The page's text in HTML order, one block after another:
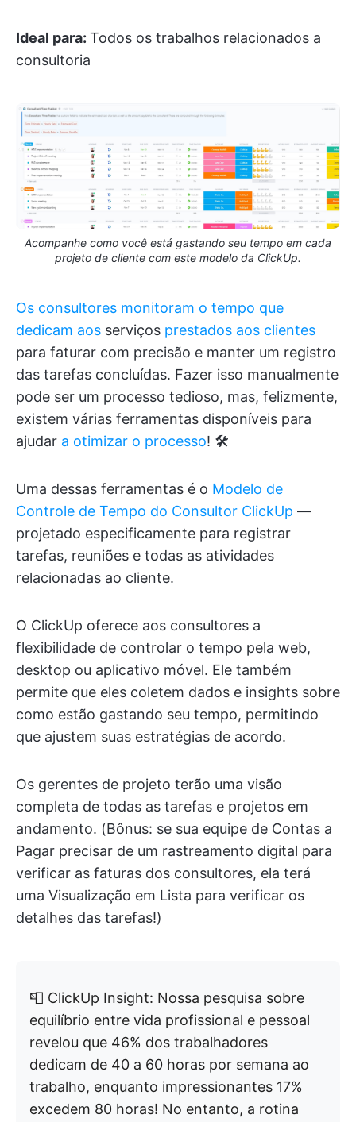
Ideal para: Todos os trabalhos relacionados a
consultoria
Acompanhe como você está gastando seu tempo em cada
projeto de cliente com este modelo da ClickUp.
Os consultores monitoram o tempo que
dedicam aos serviços prestados aos clientes
para faturar com precisão e manter um registro
das tarefas concluídas. Fazer isso manualmente
pode ser um processo tedioso, mas, felizmente,
existem várias ferramentas disponíveis para
ajudar a otimizar o processo! 🛠
Uma dessas ferramentas é o Modelo de
Controle de Tempo do Consultor ClickUp —
projetado especificamente para registrar
tarefas, reuniões e todas as atividades
relacionadas ao cliente.
O ClickUp oferece aos consultores a
flexibilidade de controlar o tempo pela web,
desktop ou aplicativo móvel. Ele também
permite que eles coletem dados e insights sobre
como estão gastando seu tempo, permitindo
que ajustem suas estratégias de acordo.
Os gerentes de projeto terão uma visão
completa de todas as tarefas e projetos em
andamento. (Bônus: se sua equipe de Contas a
Pagar precisar de um rastreamento digital para
verificar as faturas dos consultores, ela terá
uma Visualização em Lista para verificar os
detalhes das tarefas!)
📮 ClickUp Insight: Nossa pesquisa sobre
equilíbrio entre vida profissional e pessoal
revelou que 46% dos trabalhadores
dedicam de 40 a 60 horas por semana ao
trabalho, enquanto impressionantes 17%
excedem 80 horas! No entanto, a rotina